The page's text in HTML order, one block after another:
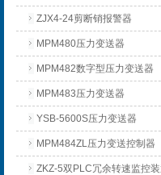
ZJX4-24剪断销报警器
MPM480压力变送器
MPM482数字型压力变送器
MPM483压力变送器
YSB-5600S压力变送器
MPM484ZL压力变送控制器
ZKZ-5双PLC冗余转速监控